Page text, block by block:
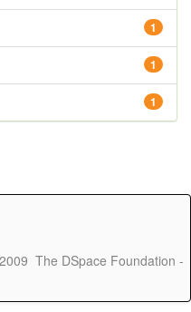
1
1
1
The DSpace Foundation -